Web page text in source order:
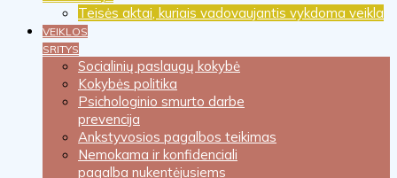
Teisės aktai, kuriais vadovaujantis vykdoma veikla
VEIKLOS
SRITYS
Socialinių paslaugų kokybė
Kokybės politika
Psichologinio smurto darbe
prevencija
Ankstyvosios pagalbos teikimas
Nemokama ir konfidenciali
pagalba nukentėjusiems